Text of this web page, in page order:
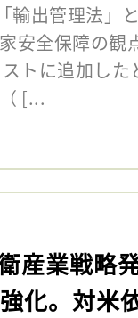
出管理法」
安全保障の観
トに追加し
[...
産業戦略
化。対米